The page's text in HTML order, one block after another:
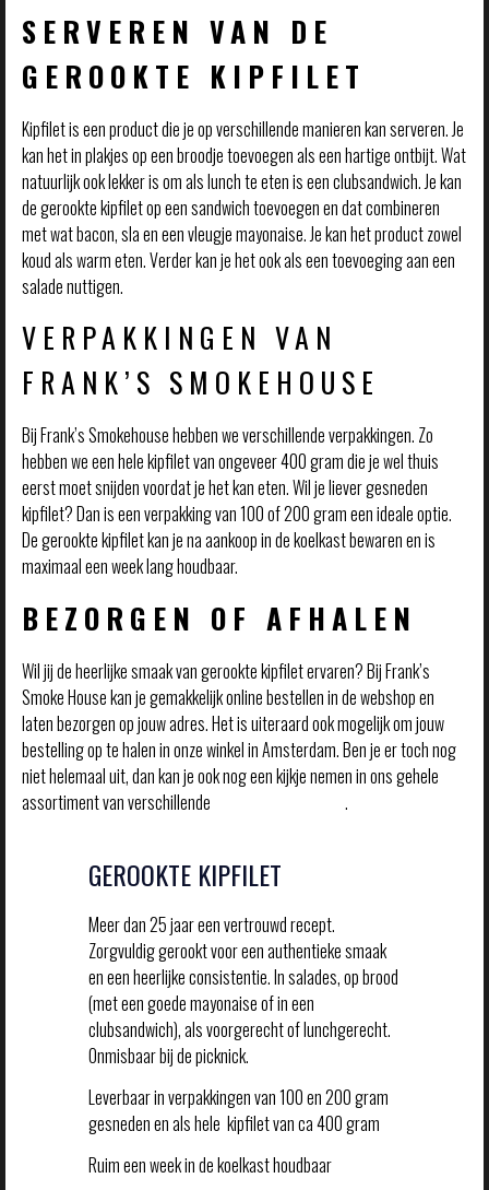
SERVEREN VAN DE
GEROOKTE KIPFILET
Kipfilet is een product die je op verschillende manieren kan serveren. Je
kan het in plakjes op een broodje toevoegen als een hartige ontbijt. Wat
natuurlijk ook lekker is om als lunch te eten is een clubsandwich. Je kan
de gerookte kipfilet op een sandwich toevoegen en dat combineren
met wat bacon, sla en een vleugje mayonaise. Je kan het product zowel
koud als warm eten. Verder kan je het ook als een toevoeging aan een
salade nuttigen.
VERPAKKINGEN VAN
FRANK’S SMOKEHOUSE
Bij Frank’s Smokehouse hebben we verschillende verpakkingen. Zo
hebben we een hele kipfilet van ongeveer 400 gram die je wel thuis
eerst moet snijden voordat je het kan eten. Wil je liever gesneden
kipfilet? Dan is een verpakking van 100 of 200 gram een ideale optie.
De gerookte kipfilet kan je na aankoop in de koelkast bewaren en is
maximaal een week lang houdbaar.
BEZORGEN OF AFHALEN
Wil jij de heerlijke smaak van gerookte kipfilet ervaren? Bij Frank’s
Smoke House kan je gemakkelijk online bestellen in de webshop en
laten bezorgen op jouw adres. Het is uiteraard ook mogelijk om jouw
bestelling op te halen in onze winkel in Amsterdam. Ben je er toch nog
niet helemaal uit, dan kan je ook nog een kijkje nemen in ons gehele
assortiment van verschillende
.
GEROOKTE KIPFILET
Meer dan 25 jaar een vertrouwd recept.
Zorgvuldig gerookt voor een authentieke smaak
en een heerlijke consistentie. In salades, op brood
(met een goede mayonaise of in een
clubsandwich), als voorgerecht of lunchgerecht.
Onmisbaar bij de picknick.
Leverbaar in verpakkingen van 100 en 200 gram
gesneden en als hele kipfilet van ca 400 gram
Ruim een week in de koelkast houdbaar